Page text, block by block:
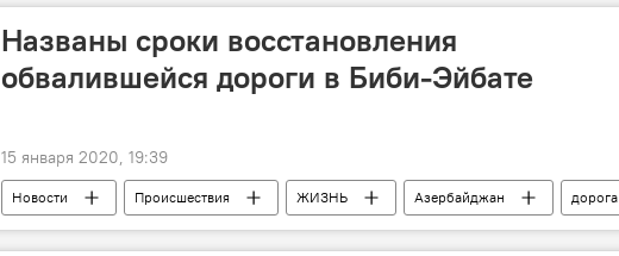
Названы сроки восстановления
обвалившейся дороги в Биби-Эйбате
15 января 2020, 19:39
Новости Происшествия ЖИЗНЬ Азербайджан дорога
Оползень
Бибиэйбат Восстановление